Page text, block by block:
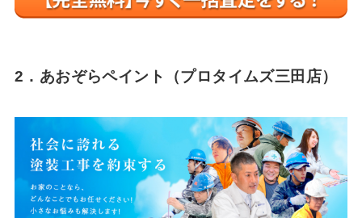
2．あおぞらペイント（プロタイムズ三田店）